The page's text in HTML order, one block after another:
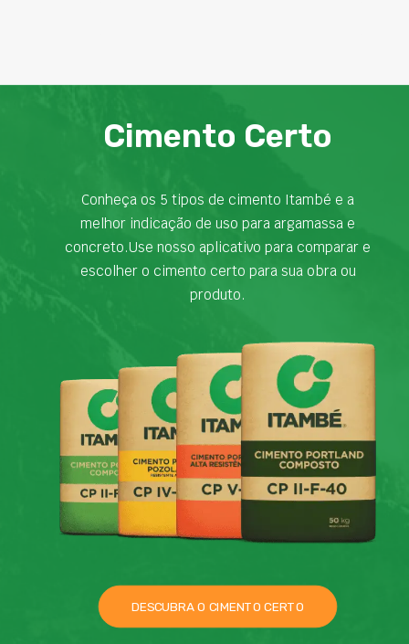
Cimento Certo
Conheça os 5 tipos de cimento Itambé e a
melhor indicação de uso para argamassa e
concreto.Use nosso aplicativo para comparar e
escolher o cimento certo para sua obra ou
produto.
DESCUBRA O CIMENTO CERTO